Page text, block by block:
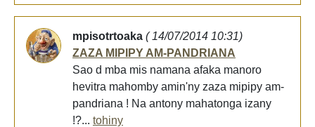
mpisotrtoaka ( 14/07/2014 10:31)
ZAZA MIPIPY AM-PANDRIANA
Sao d mba mis namana afaka manoro
hevitra mahomby amin'ny zaza mipipy am-
pandriana ! Na antony mahatonga izany
!?... tohiny